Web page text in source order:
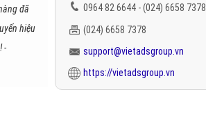
đã
hiệu
-
0964 82 6644 - (024) 6658 7378
(024) 6658 7378
support@vietadsgroup.vn
https://vietadsgroup.vn